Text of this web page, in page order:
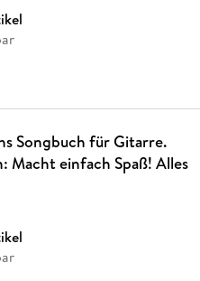
Songbuch für Gitarre.
Macht einfach Spaß! Alles